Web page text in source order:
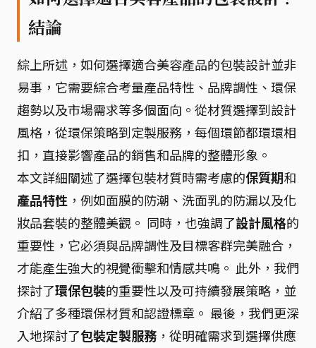
結論
綜上所述，如何選擇適合美容產品的包裝設計並非
易事，它需要綜合考量產品特性、品牌調性、環保
趨勢以及市場需求等多個面向。從材質選擇到設計
風格，從環保策略到定製服務，每個環節都環環相
扣，直接影響產品的銷售和品牌的整體形象。
本文詳細闡述了選擇包裝材質時需考慮的保質期和
產品特性 ，例如面膜的防潮、洗面乳的防漏以及化
妝品套裝的整體美觀。 同時，也強調了設計風格的
重要性，它必須與品牌調性及目標客群完美融合，
才能產生強大的視覺衝擊和情感共鳴。 此外，我們
探討了環保包裝的重要性以及可持續發展策略，並
介紹了多種環保材質和認證標章。 最後，我們更深
入地探討了包裝定製服務 ，從明確需求到選擇供應